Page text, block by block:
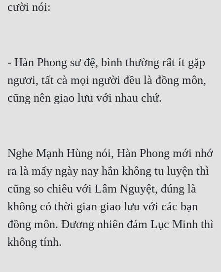
cười nói:
- Hàn Phong sư đệ, bình thường rất ít gặp
ngươi, tất cà mọi người đều là đồng môn,
cũng nên giao lưu với nhau chứ.
Nghe Mạnh Hùng nói, Hàn Phong mới nhớ
ra là mấy ngày nay hắn không tu luyện thì
cũng so chiêu với Lâm Nguyệt, đúng là
không có thời gian giao lưu với các bạn
đồng môn. Đương nhiên đám Lục Minh thì
không tính.